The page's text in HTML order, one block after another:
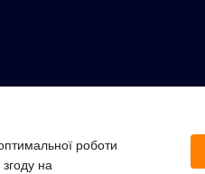
роботи
на